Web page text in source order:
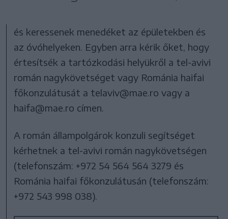
és keressenek menedéket az épületekben és
az óvóhelyeken. Egyben arra kérik őket, hogy
értesítsék a tartózkodási helyükről a tel-avivi
román nagykövetséget vagy Románia haifai
főkonzulátusát a telaviv@mae.ro vagy a
haifa@mae.ro címen.
A román állampolgárok konzuli segítséget
kérhetnek a tel-avivi román nagykövetségen
(telefonszám: +972 54 564 564 3279 és
Románia haifai főkonzulátusán (telefonszám:
+972 543 998 038).